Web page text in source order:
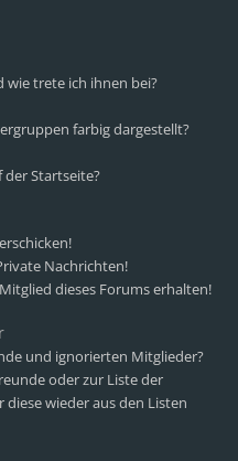
trete ich ihnen bei?
farbig dargestellt?
der Startseite?
Nachrichten!
dieses Forums erhalten!
und ignorierten Mitglieder?
oder zur Liste der
wieder aus den Listen